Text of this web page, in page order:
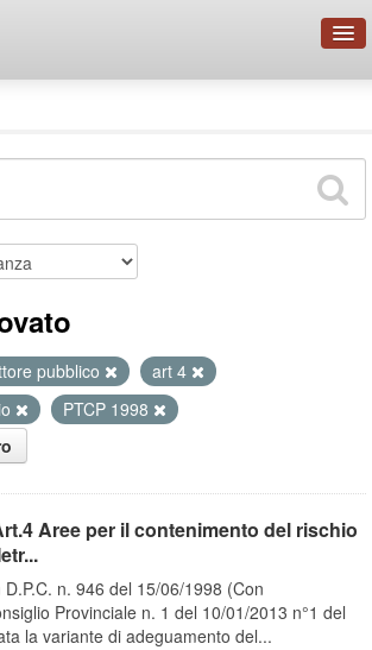
Organizzazioni
pubblico
art 4
PTCP 1998
Aree per il contenimento del rischio
n. 946 del 15/06/1998 (Con
Provinciale n. 1 del 10/01/2013 n°1 del
la variante di adeguamento del...